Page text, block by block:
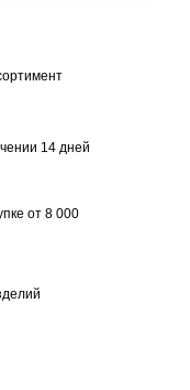
14 дней
от 8 000